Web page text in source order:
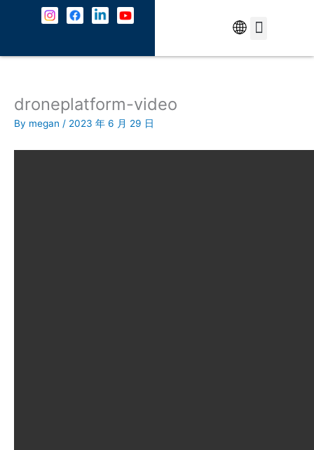
droneplatform-video
By megan / 2023 年 6 月 29 日